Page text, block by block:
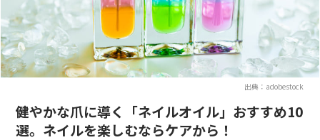
出典：adobestock
健やかな爪に導く「ネイルオイル」おすすめ10
選。ネイルを楽しむならケアから！